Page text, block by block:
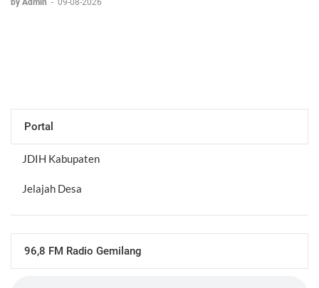
by Admin - 09-08-2026
Portal
JDIH Kabupaten
Jelajah Desa
96,8 FM Radio Gemilang